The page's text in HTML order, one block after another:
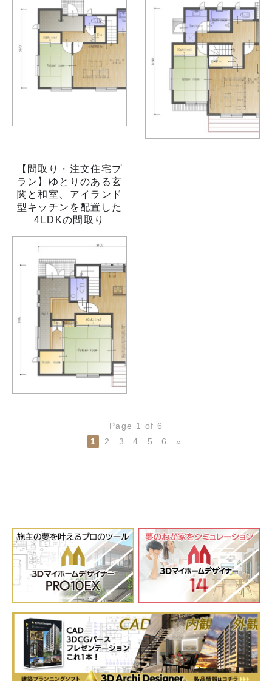
【間取り・注文住宅プ
ラン】ゆとりのある玄
関と和室、アイランド
型キッチンを配置した
4LDKの間取り
Page 1 of 6
1
2 3 4 5 6 »